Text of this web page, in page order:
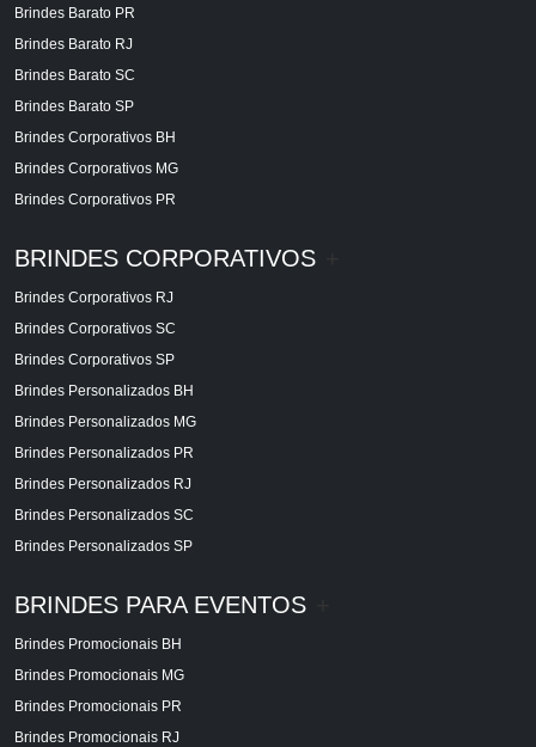
Brindes Barato PR
Brindes Barato RJ
Brindes Barato SC
Brindes Barato SP
Brindes Corporativos BH
Brindes Corporativos MG
Brindes Corporativos PR
BRINDES CORPORATIVOS
Brindes Corporativos RJ
Brindes Corporativos SC
Brindes Corporativos SP
Brindes Personalizados BH
Brindes Personalizados MG
Brindes Personalizados PR
Brindes Personalizados RJ
Brindes Personalizados SC
Brindes Personalizados SP
BRINDES PARA EVENTOS
Brindes Promocionais BH
Brindes Promocionais MG
Brindes Promocionais PR
Brindes Promocionais RJ